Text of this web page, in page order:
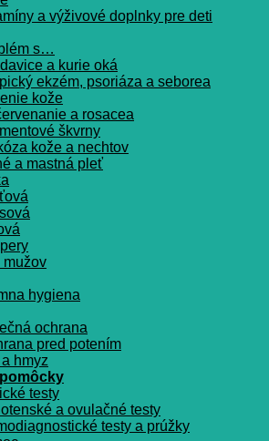
a výživové doplnky pre deti
s…
a kurie oká
ekzém, psoriáza a seborea
kože
a rosacea
škvrny
kože a nechtov
a mastná pleť
mužov
hygiena
ochrana
pred potením
hmyz
testy
a ovulačné testy
testy a prúžky